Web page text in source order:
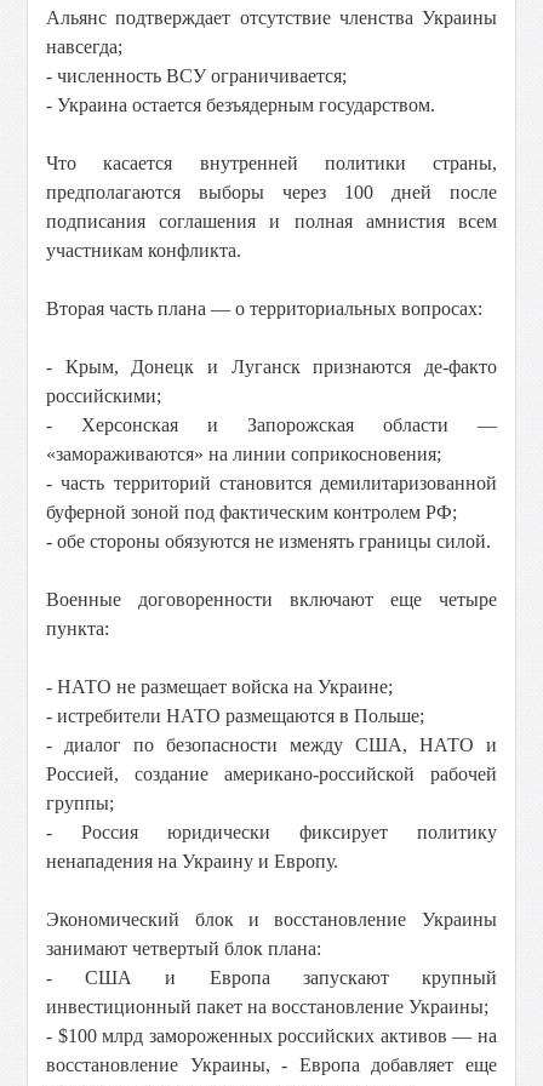
Альянс подтверждает отсутствие членства Украины
навсегда;
- численность ВСУ ограничивается;
- Украина остается безъядерным государством.
Что касается внутренней политики страны,
предполагаются выборы через 100 дней после
подписания соглашения и полная амнистия всем
участникам конфликта.
Вторая часть плана — о территориальных вопросах:
- Крым, Донецк и Луганск признаются де-факто
российскими;
- Херсонская и Запорожская области —
«замораживаются» на линии соприкосновения;
- часть территорий становится демилитаризованной
буферной зоной под фактическим контролем РФ;
- обе стороны обязуются не изменять границы силой.
Военные договоренности включают еще четыре
пункта:
- НАТО не размещает войска на Украине;
- истребители НАТО размещаются в Польше;
- диалог по безопасности между США, НАТО и
Россией, создание американо-российской рабочей
группы;
- Россия юридически фиксирует политику
ненападения на Украину и Европу.
Экономический блок и восстановление Украины
занимают четвертый блок плана:
- США и Европа запускают крупный
инвестиционный пакет на восстановление Украины;
- $100 млрд замороженных российских активов — на
восстановление Украины, - Европа добавляет еще